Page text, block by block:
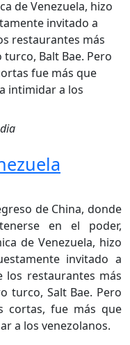
de China, donde
en el poder,
de Venezuela, hizo
invitado a
los restaurantes más
turco, Salt Bae. Pero
cortas, fue más que
a los venezolanos.